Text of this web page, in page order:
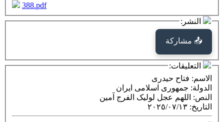
حیدری
اسلامی ایران
عجل لولیک الفرج آمین
٠٧/١٣